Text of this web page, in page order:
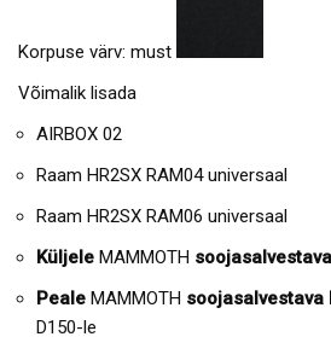
Korpuse värv: must
Võimalik lisada
AIRBOX 02
Raam HR2SX RAM04 universaal
Raam HR2SX RAM06 universaal
Küljele MAMMOTH
Peale MAMMOTH soojasalvestava
D150-le